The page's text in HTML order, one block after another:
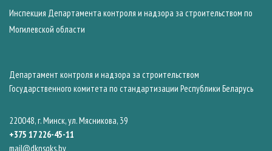
Инспекция Департамента контроля и надзора за строительством по
Могилевской области
Департамент контроля и надзора за строительством
Государственного комитета по стандартизации Республики Беларусь
220048, г. Минск, ул. Мясникова, 39
+375 17 226-45-11
mail@dknsgks.by